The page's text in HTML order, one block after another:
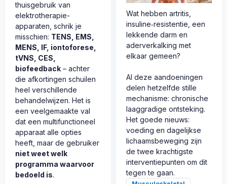
thuisgebruik van
elektrotherapie-
apparaten, schrik je
misschien: TENS, EMS,
MENS, IF, iontoforese,
tVNS, CES,
biofeedback – achter
die afkortingen schuilen
heel verschillende
behandelwijzen. Het is
een veelgemaakte val
dat een multifunctioneel
apparaat alle opties
heeft, maar de gebruiker
niet weet welk
programma waarvoor
bedoeld is.
Wat hebben artritis,
insuline‑resistentie, een
lekkende darm en
aderverkalking met
elkaar gemeen?
Al deze aandoeningen
delen hetzelfde stille
mechanisme: chronische
laaggradige ontsteking.
Het goede nieuws:
voeding en dagelijkse
lichaamsbeweging zijn
de twee krachtigste
interventiepunten om dit
tegen te gaan.